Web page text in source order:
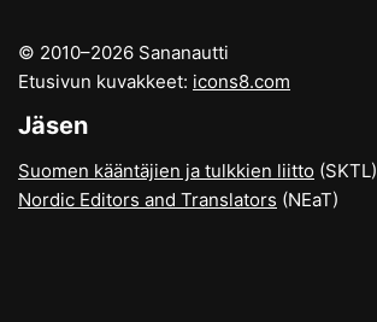
© 2010–2026 Sananautti
Etusivun kuvakkeet: icons8.com
Jäsen
Suomen kääntäjien ja tulkkien liitto (SKTL)
Nordic Editors and Translators (NEaT)